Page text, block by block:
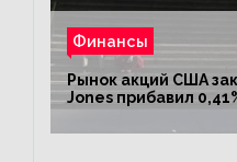
Финансы
Рынок акций США
Jones прибавил